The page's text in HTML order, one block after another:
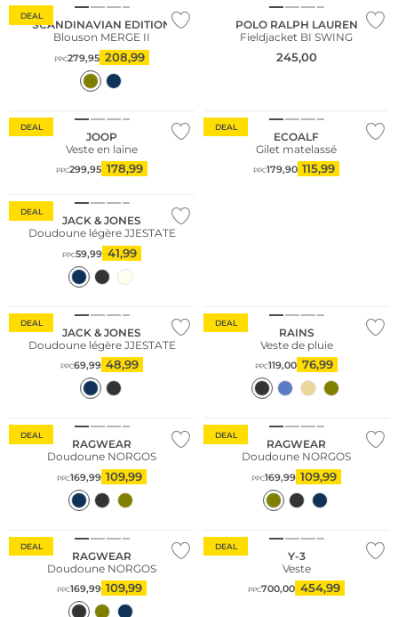
DEAL
SCANDINAVIAN EDITION
Blouson MERGE II
PPC279,95 208,99
POLO RALPH LAUREN
Fieldjacket BI SWING
245,00
DEAL
JOOP
Veste en laine
PPC299,95 178,99
DEAL
ECOALF
Gilet matelassé
PPC179,90 115,99
DEAL
JACK & JONES
Doudoune légère JJESTATE
PPC59,99 41,99
DEAL
JACK & JONES
Doudoune légère JJESTATE
PPC69,99 48,99
DEAL
RAINS
Veste de pluie
PPC119,00 76,99
DEAL
RAGWEAR
Doudoune NORGOS
PPC169,99 109,99
DEAL
RAGWEAR
Doudoune NORGOS
PPC169,99 109,99
DEAL
RAGWEAR
Doudoune NORGOS
PPC169,99 109,99
DEAL
Y-3
Veste
PPC700,00 454,99